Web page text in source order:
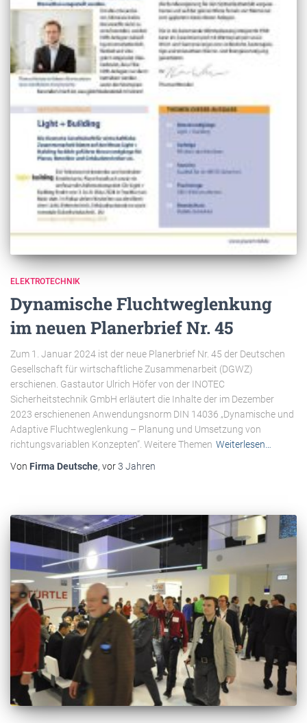
ELEKTROTECHNIK
Dynamische Fluchtweglenkung
im neuen Planerbrief Nr. 45
Zum 1. Januar 2024 ist der neue Planerbrief Nr. 45 der Deutschen
Gesellschaft für wirtschaftliche Zusammenarbeit (DGWZ)
erschienen. Gastautor Ulrich Höfer von der INOTEC
Sicherheitstechnik GmbH erläutert die Inhalte der im Dezember
2023 erschienenen Anwendungsnorm DIN 14036 „Dynamische und
Adaptive Fluchtweglenkung – Planung und Umsetzung von
richtungsvariablen Konzepten“. Weitere Themen Weiterlesen…
Von Firma Deutsche, vor3 Jahren